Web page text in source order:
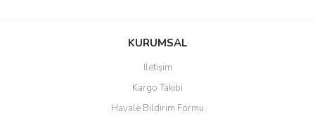
Bu ürüne ilk yorumu siz yapın!
Ürün resmi kalitesiz, bozuk veya görüntülenemiyor.
Ürün açıklamasında eksik bilgiler bulunuyor.
KURUMSAL
İletişim
Kargo Takibi
Havale Bildirim Formu